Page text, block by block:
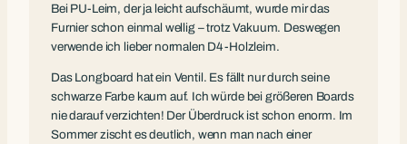
Bei PU-Leim, der ja leicht aufschäumt, wurde mir das
Furnier schon einmal wellig – trotz Vakuum. Deswegen
verwende ich lieber normalen D4-Holzleim.
Das Longboard hat ein Ventil. Es fällt nur durch seine
schwarze Farbe kaum auf. Ich würde bei größeren Boards
nie darauf verzichten! Der Überdruck ist schon enorm. Im
Sommer zischt es deutlich, wenn man nach einer